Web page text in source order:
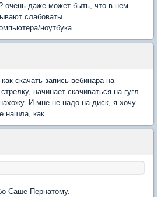
очень даже может быть, что в нем
слабоваты
ноутбука
скачать запись вебинара на
начинает скачиваться на гугл-
И мне не надо на диск, я хочу
нашла, как.
Саше Пернатому.